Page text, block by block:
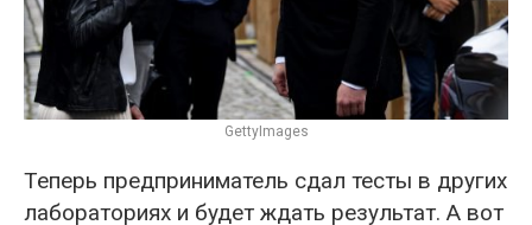
GettyImages
Теперь предприниматель сдал тесты в других
лабораториях и будет ждать результат. А вот